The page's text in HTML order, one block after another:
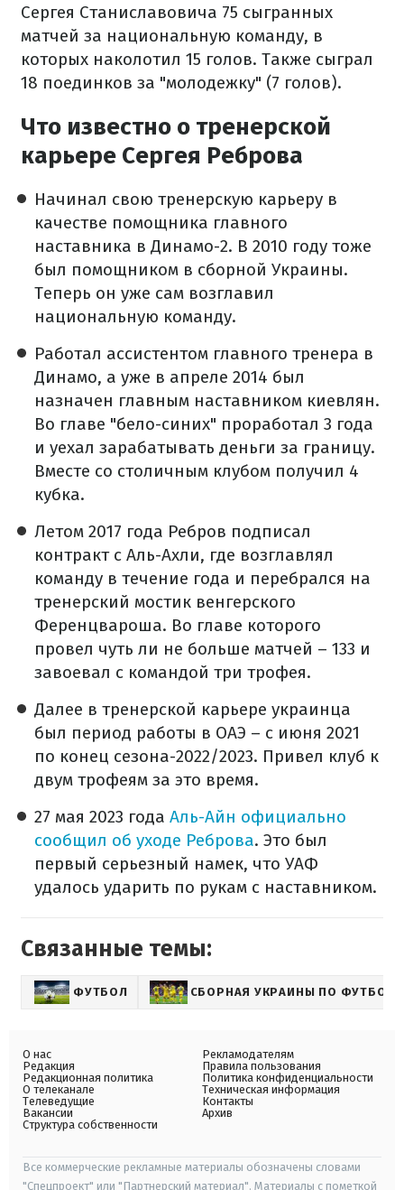
Сергея Станиславовича 75 сыгранных
матчей за национальную команду, в
которых наколотил 15 голов. Также сыграл
18 поединков за "молодежку" (7 голов).
Что известно о тренерской
карьере Сергея Реброва
Начинал свою тренерскую карьеру в
качестве помощника главного
наставника в Динамо-2. В 2010 году тоже
был помощником в сборной Украины.
Теперь он уже сам возглавил
национальную команду.
Работал ассистентом главного тренера в
Динамо, а уже в апреле 2014 был
назначен главным наставником киевлян.
Во главе "бело-синих" проработал 3 года
и уехал зарабатывать деньги за границу.
Вместе со столичным клубом получил 4
кубка.
Летом 2017 года Ребров подписал
контракт с Аль-Ахли, где возглавлял
команду в течение года и перебрался на
тренерский мостик венгерского
Ференцвароша. Во главе которого
провел чуть ли не больше матчей – 133 и
завоевал с командой три трофея.
Далее в тренерской карьере украинца
был период работы в ОАЭ – с июня 2021
по конец сезона-2022/2023. Привел клуб к
двум трофеям за это время.
27 мая 2023 года Аль-Айн официально
сообщил об уходе Реброва. Это был
первый серьезный намек, что УАФ
удалось ударить по рукам с наставником.
Связанные темы:
ФУТБОЛ СБОРНАЯ УКРАИНЫ ПО ФУТБОЛУ
О нас
Редакция
Редакционная политика
О телеканале
Телеведущие
Вакансии
Структура собственности
Рекламодателям
Правила пользования
Политика конфиденциальности
Техническая информация
Контакты
Архив
Все коммерческие рекламные материалы обозначены словами
"Спецпроект" или "Партнерский материал". Материалы с пометкой